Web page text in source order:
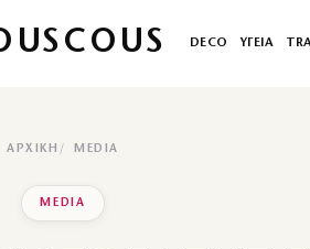
DECO ΥΓΕΙΑ
ΑΡΧΙΚΉ MEDIA
MEDIA